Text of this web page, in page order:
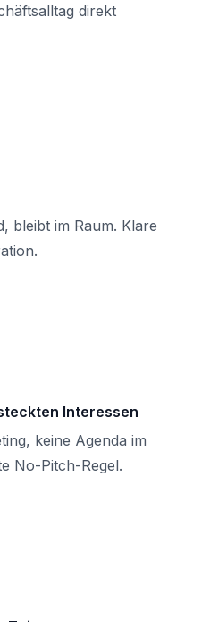
direkt
bleibt im Raum. Klare
Interessen
keine Agenda im
No-Pitch-Regel.